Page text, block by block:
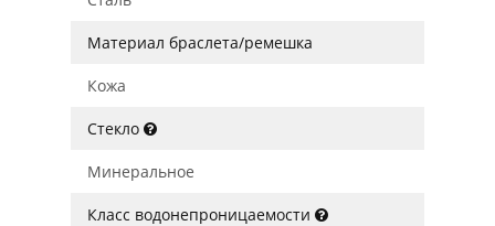
Материал браслета/ремешка
Кожа
Стекло
Минеральное
Класс водонепроницаемости